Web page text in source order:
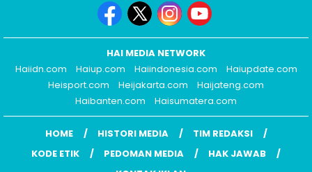
HAI MEDIA NETWORK
Haiidn.com
Haiup.com Haiindonesia.com
Haiupdate.com
Heisport.com
Heijakarta.com
Haijateng.com
Haibanten.com
Haisumatera.com
HOME HISTORI MEDIA
TIM REDAKSI
KODE ETIK
PEDOMAN MEDIA
HAK JAWAB